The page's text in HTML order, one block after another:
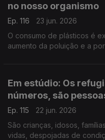
no nosso organismo
Ep. 116
23 jun. 2026
O consumo de plásticos é
aumento da poluição e a
Em estúdio: Os
números, são
Ep. 115
22 jun. 2026
São crianças, idosos,
vidas, despojadas de